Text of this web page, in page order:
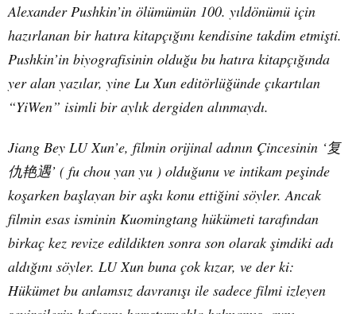
Alexander Pushkin’in ölümümün 100. yıldönümü için
hazırlanan bir hatıra kitapçığını kendisine takdim etmişti.
Pushkin’in biyografisinin olduğu bu hatıra kitapçığında
yer alan yazılar, yine Lu Xun editörlüğünde çıkartılan
“YiWen” isimli bir aylık dergiden alınmaydı.
Jiang Bey LU Xun’e, filmin orijinal adının Çincesinin ‘复
仇艳遇’ ( fu chou yan yu ) olduğunu ve intikam peşinde
koşarken başlayan bir aşkı konu ettiğini söyler. Ancak
filmin esas isminin Kuomingtang hükümeti tarafından
birkaç kez revize edildikten sonra son olarak şimdiki adı
aldığını söyler. LU Xun buna çok kızar, ve der ki:
Hükümet bu anlamsız davranışı ile sadece filmi izleyen